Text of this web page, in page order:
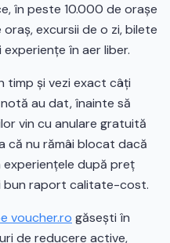
în peste 10.000 de orașe
excursii de o zi, bilete
în aer liber.
timp și vezi exact câți
au dat, înainte să
vin cu anulare gratuită
că nu rămâi blocat dacă
experiențele după preț
bun raport calitate-cost.
voucher.ro găsești în
de reducere active,